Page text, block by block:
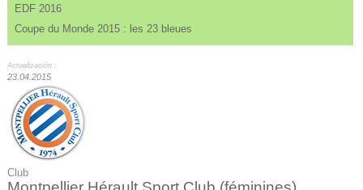
EDF 2016
Coupe du Monde 2015 : les 23 bleues
Actualización :
23.04.2015
Club